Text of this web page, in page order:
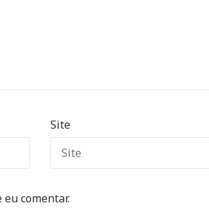
Site
comentar.